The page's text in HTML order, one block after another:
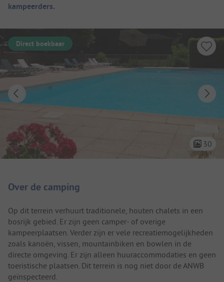
kampeerders.
Direct boekbaar
30
Over de camping
Op dit terrein verhuurt traditionele, houten chalets in een
bosrijk gebied. Er zijn geen camper- of overige
kampeerplaatsen. Verder zijn er vele recreatiemogelijkheden
zoals kanoën, vissen, mountainbiken en bowlen in de
directe omgeving. Er zijn alleen huuraccommodaties en geen
toeristische plaatsen. Dit terrein is nog niet door de ANWB
geïnspecteerd.